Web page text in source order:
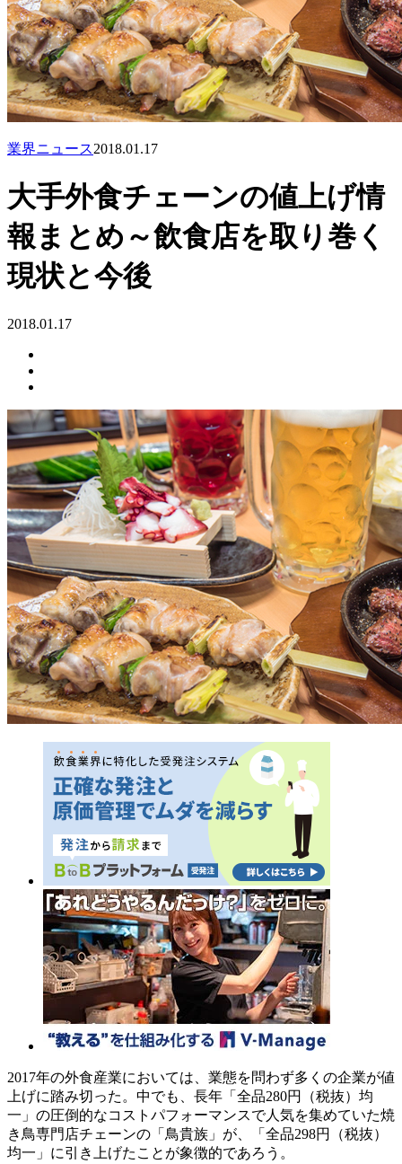
業界ニュース2018.01.17
大手外食チェーンの値上げ情
報まとめ～飲食店を取り巻く
現状と今後
2018.01.17
2017年の外食産業においては、業態を問わず多くの企業が値
上げに踏み切った。中でも、長年「全品280円（税抜）均
一」の圧倒的なコストパフォーマンスで人気を集めていた焼
き鳥専門店チェーンの「鳥貴族」が、「全品298円（税抜）
均一」に引き上げたことが象徴的であろう。